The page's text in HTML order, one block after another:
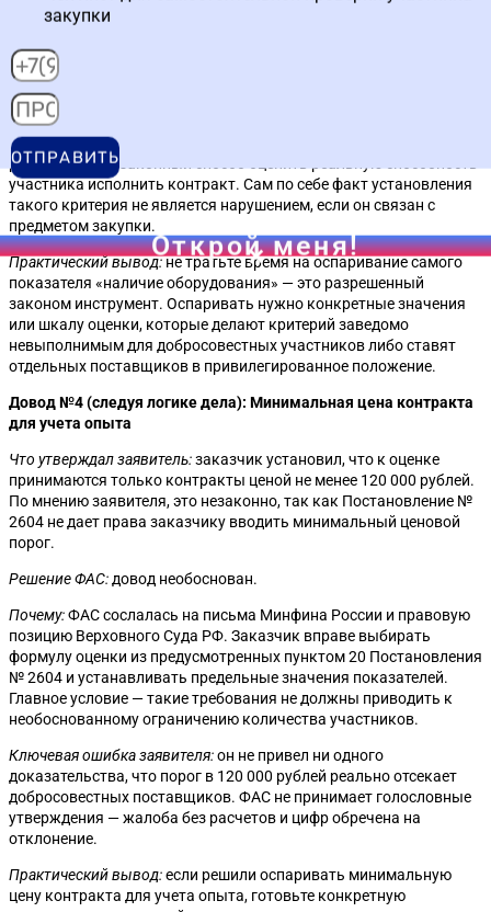
необходимым для оказания услуги.
Почему:
заявок» прямо предусматривает в пункте 24 такой показатель,
как «наличие у участников закупки на праве собственности или
ином законном основании оборудования и других материальных
ресурсов». Это законный способ оценить реальную способность
участника исполнить контракт. Сам по себе факт установления
такого критерия не является нарушением, если он связан с
предметом закупки.
Практический вывод:не тратьте время на оспаривание самого
показателя «наличие оборудования» — это разрешенный
законом инструмент. Оспаривать нужно конкретные значения
или шкалу оценки, которые делают критерий заведомо
невыполнимым для добросовестных участников либо ставят
отдельных поставщиков в привилегированное положение.
Довод №4 (следуя логике дела): Минимальная цена контракта
для учета опыта
Что утверждал заявитель:заказчик установил, что к оценке
принимаются только контракты ценой не менее 120 000 рублей.
По мнению заявителя, это незаконно, так как Постановление №
2604 не дает права заказчику вводить минимальный ценовой
порог.
Решение ФАС: довод необоснован.
Почему:ФАС сослалась на письма Минфина России и правовую
позицию Верховного Суда РФ. Заказчик вправе выбирать
формулу оценки из предусмотренных пунктом 20 Постановления
№ 2604 и устанавливать предельные значения показателей.
Главное условие — такие требования не должны приводить к
необоснованному ограничению количества участников.
Ключевая ошибка заявителя:он не привел ни одного
доказательства, что порог в 120 000 рублей реально отсекает
добросовестных поставщиков. ФАС не принимает голословные
утверждения — жалоба без расчетов и цифр обречена на
отклонение.
Практический вывод:если решили оспаривать минимальную
цену контракта для учета опыта, готовьте конкретную
закупки
ОТПРАВИТЬ
Открой меня!